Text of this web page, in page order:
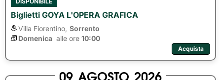
Biglietti GOYA L'OPERA GRAFICA
Villa Fiorentino, Sorrento
Domenica alle ore 10:00
Acquista
09 AGOSTO 2026